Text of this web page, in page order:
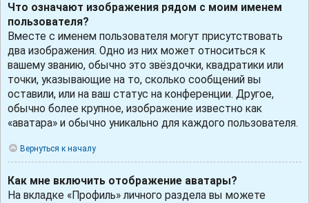
Что означают изображения рядом с моим именем
пользователя?
Вместе с именем пользователя могут присутствовать
два изображения. Одно из них может относиться к
вашему званию, обычно это звёздочки, квадратики или
точки, указывающие на то, сколько сообщений вы
оставили, или на ваш статус на конференции. Другое,
обычно более крупное, изображение известно как
«аватара» и обычно уникально для каждого пользователя.
Вернуться к началу
Как мне включить отображение аватары?
На вкладке «Профиль» личного раздела вы можете